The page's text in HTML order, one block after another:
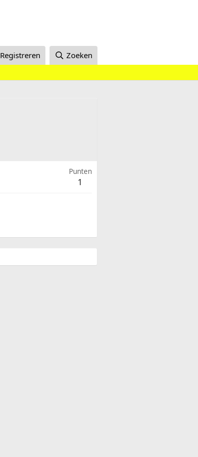
Registreren Zoeken
Punten
1